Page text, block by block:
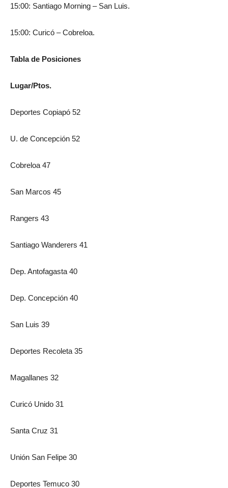
15:00: Santiago Morning – San Luis.
15:00: Curicó – Cobreloa.
Tabla de Posiciones
Lugar/Ptos.
Deportes Copiapó 52
U. de Concepción 52
Cobreloa 47
San Marcos 45
Rangers 43
Santiago Wanderers 41
Dep. Antofagasta 40
Dep. Concepción 40
San Luis 39
Deportes Recoleta 35
Magallanes 32
Curicó Unido 31
Santa Cruz 31
Unión San Felipe 30
Deportes Temuco 30